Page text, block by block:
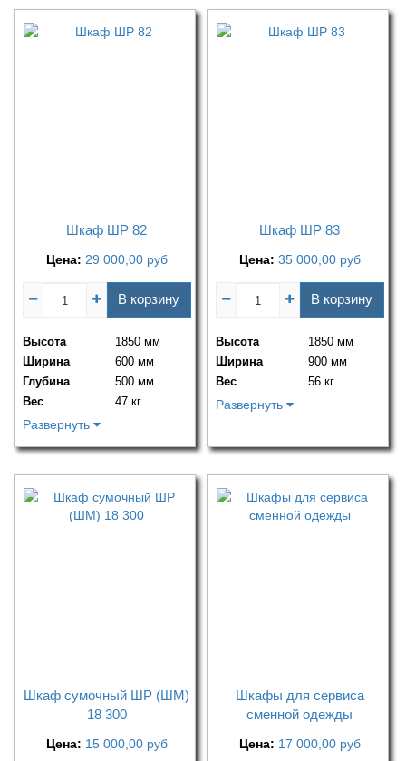
Шкаф ШР 82
Цена: 29 000,00 руб
В корзину
Высота
1850 мм
Ширина
600 мм
Глубина
500 мм
Вес
47 кг
Развернуть
Шкаф ШР 83
Цена: 35 000,00 руб
В корзину
Высота
1850 мм
Ширина
900 мм
Вес
56 кг
Развернуть
Шкаф сумочный ШР (ШМ)
18 300
Цена: 15 000,00 руб
Шкафы для сервиса
сменной одежды
Цена: 17 000,00 руб